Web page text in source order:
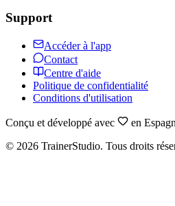
Support
Accéder à l'app
Contact
Centre d'aide
Politique de confidentialité
Conditions d'utilisation
Conçu et développé avec
en
© 2026 TrainerStudio. Tous droits